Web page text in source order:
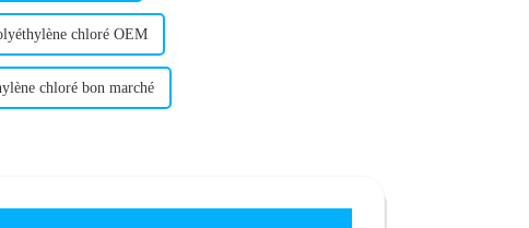
chloré OEM
chloré bon marché